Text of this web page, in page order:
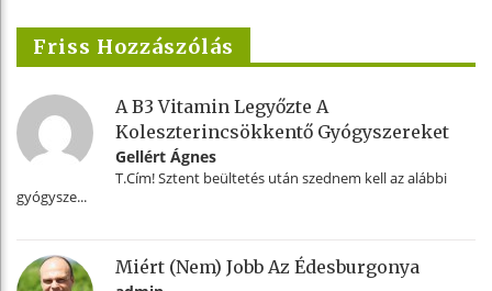
Friss Hozzászólás
A B3 Vitamin Legyőzte A
Koleszterincsökkentő Gyógyszereket
Gellért Ágnes
T.Cím! Sztent beültetés után szednem kell az alábbi
gyógysze...
Miért (nem) Jobb Az Édesburgonya